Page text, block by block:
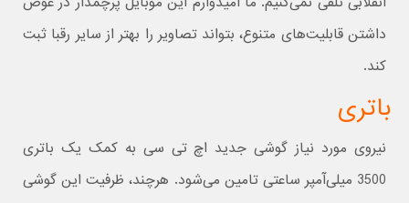
داشتن قابلیت‌های متنوع، بتواند تصاویر را بهتر از سایر رقبا ثبت
کند.
باتری
نیروی مورد نیاز گوشی جدید اچ تی سی به کمک یک باتری
3500 میلی‌آمپر ساعتی تامین می‌شود. هرچند، ظرفیت این گوشی